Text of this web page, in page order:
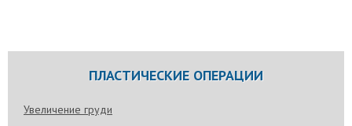
ПЛАСТИЧЕСКИЕ ОПЕРАЦИИ
Увеличение груди